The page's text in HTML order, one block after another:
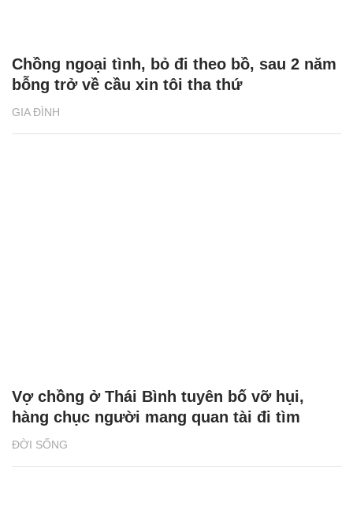
GIA ĐÌNH
Chồng ngoại tình, bỏ đi theo bồ, sau 2 năm
bỗng trở về cầu xin tôi tha thứ
ĐỜI SỐNG
Vợ chồng ở Thái Bình tuyên bố vỡ hụi,
hàng chục người mang quan tài đi tìm